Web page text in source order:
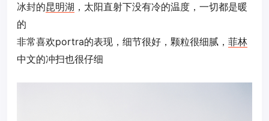
冰封的昆明湖 ，太阳直射下没有冷的温度，一切都是暖
的
非常喜欢portra的表现，细节很好，颗粒很细腻， 菲林
中文的冲扫也很仔细